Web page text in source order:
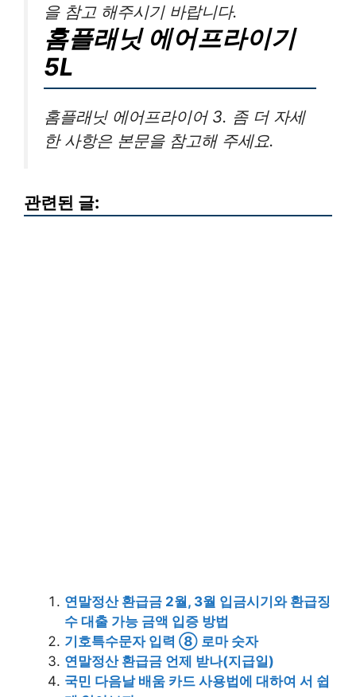
을 참고 해주시기 바랍니다.
홈플래닛 에어프라이기
5L
홈플래닛 에어프라이어 3. 좀 더 자세
한 사항은 본문을 참고해 주세요.
관련된 글:
연말정산 환급금 2월, 3월 입금시기와 환급징
수 대출 가능 금액 입증 방법
기호특수문자 입력 ⑧ 로마 숫자
연말정산 환급금 언제 받나(지급일)
국민 다음날 배움 카드 사용법에 대하여 서 쉽